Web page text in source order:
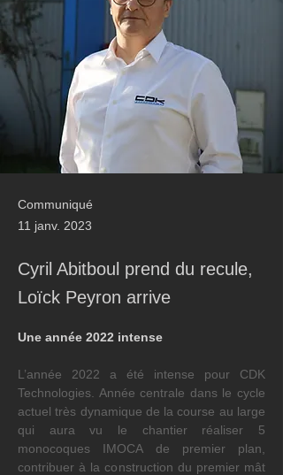
Communiqué
11 janv. 2023
Cyril Abitboul prend du recule,
Loïck Peyron arrive
Une année 2022 intense
L’année 2022 a été intense pour CDK
Technologies. Année centrale dans le cycle
actuel très dynamique de la course au large
qui aura vu le chantier réaliser 5
monocoques IMOCA de premier plan,
contribuer à la construction du premier mât